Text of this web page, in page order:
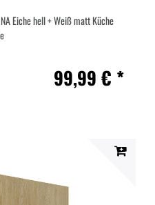
Eiche hell + Weiß matt Küche
99,99 € *